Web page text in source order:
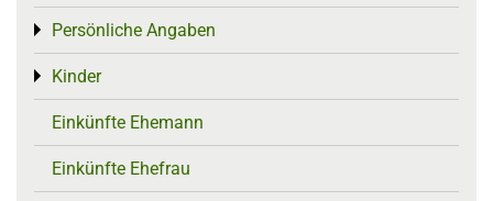
Persönliche Angaben
Toggle menu
Kinder
Toggle menu
Einkünfte Ehemann
Einkünfte Ehefrau